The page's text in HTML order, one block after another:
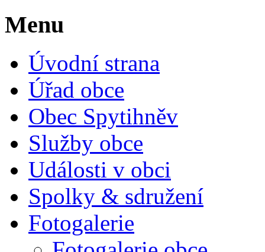
Menu
Úvodní strana
Úřad obce
Obec Spytihněv
Služby obce
Události v obci
Spolky & sdružení
Fotogalerie